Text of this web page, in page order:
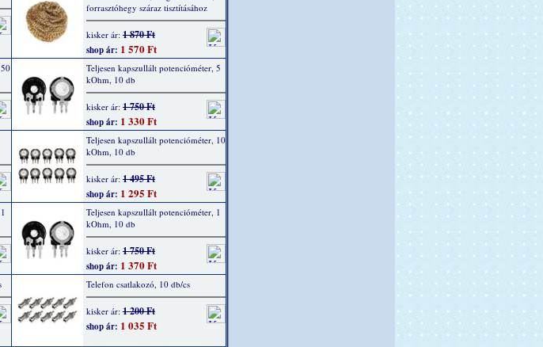
forrasztóhegy száraz tisztításához
kisker ár: 1 870 Ft
shop ár: 1 570 Ft
Teljesen kapszullált potencióméter, 5
kOhm, 10 db
kisker ár: 1 750 Ft
shop ár: 1 330 Ft
Teljesen kapszullált potencióméter, 10
kOhm, 10 db
kisker ár: 1 495 Ft
shop ár: 1 295 Ft
Teljesen kapszullált potencióméter, 1
kOhm, 10 db
kisker ár: 1 750 Ft
shop ár: 1 370 Ft
Telefon csatlakozó, 10 db/cs
kisker ár: 1 200 Ft
shop ár: 1 035 Ft